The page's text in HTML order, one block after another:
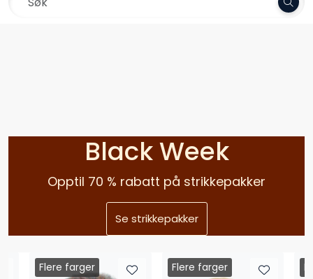
Skip to main content
Black Week
Opptil 70 % rabatt på strikkepakker
Se strikkepakker
Flere farger Flere farger
Kolleksjoner
Pinner og tilbehør